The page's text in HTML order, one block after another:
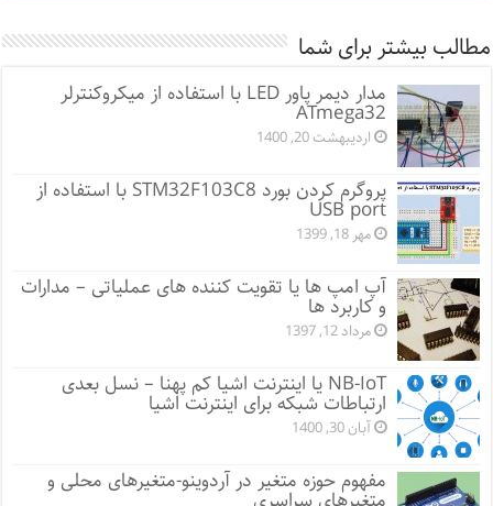
مطالب بیشتر برای شما
مدار دیمر پاور LED با استفاده از میکروکنترلر
ATmega32
اردیبهشت 20, 1400
پروگرم کردن بورد STM32F103C8 با استفاده از
USB port
مهر 18, 1399
آپ امپ ها یا تقویت کننده های عملیاتی – مدارات
و کاربرد ها
مرداد 12, 1397
NB-IoT یا اینترنت اشیا کم پهنا – نسل بعدی
ارتباطات شبکه برای اینترنت اشیا
آبان 30, 1400
مفهوم حوزه متغیر در آردوینو-متغیرهای محلی و